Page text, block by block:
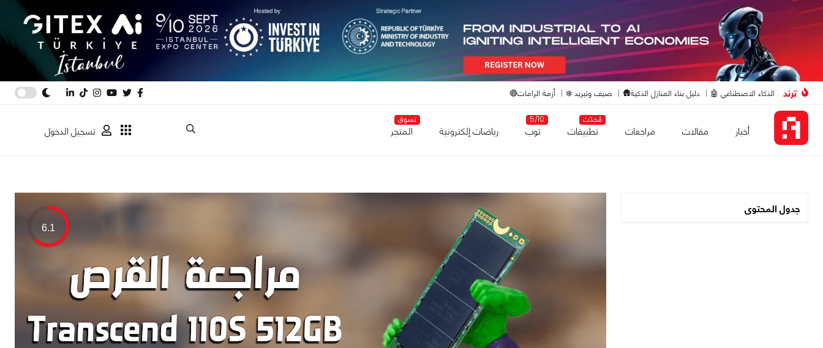
ترند الذكاء الاصطناعي 🤖 دليل بناء المنازل الذكية🛖 صيف وتبريد ❄️ أزمة الرامات🔴
أخبار مقالات مراجعات
مُحدّث
تطبيقات
5/10
توب رياضات إلكترونية
تسوق
المتجر تسجيل الدخول
جدول المحتوى
6.1